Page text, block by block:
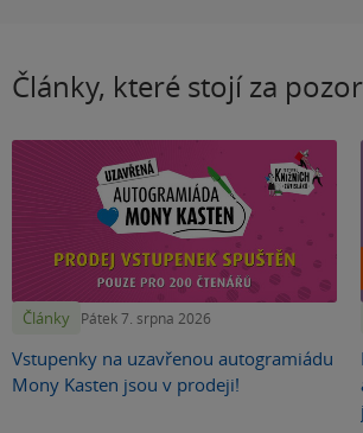
Články, které stojí za
Články Pátek 7. srpna 2026
Vstupenky na uzavřenou autogramiádu
Mony Kasten jsou v prodeji!